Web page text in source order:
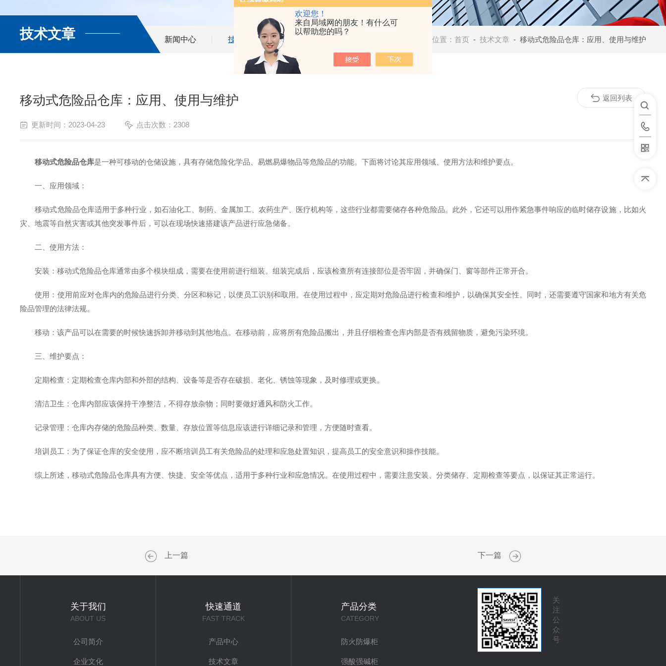
欢迎您！
来自局域网的朋友！有什么可
以帮助您的吗？
技术文章 新闻中心 技术文章 当前位置： 首页 - 技术文章 - 移动式危险品仓库：应用、使用与维护
移动式危险品仓库：应用、使用与维护
更新时间：2023-04-23 点击次数：2308
移动式危险品仓库是一种可移动的仓储设施，具有存储危险化学品、易燃易爆物品等危险品的功能。下面将讨论其应用领域、使用方法和维护要点。
一、应用领域：
移动式危险品仓库适用于多种行业，如石油化工、制药、金属加工、农药生产、医疗机构等，这些行业都需要储存各种危险品。此外，它还可以用作紧急事件响应的临时储存设施，比如火
灾、地震等自然灾害或其他突发事件后，可以在现场快速搭建该产品进行应急储备。
二、使用方法：
安装：移动式危险品仓库通常由多个模块组成，需要在使用前进行组装。组装完成后，应该检查所有连接部位是否牢固，并确保门、窗等部件正常开合。
使用：使用前应对仓库内的危险品进行分类、分区和标记，以便员工识别和取用。在使用过程中，应定期对危险品进行检查和维护，以确保其安全性。同时，还需要遵守国家和地方有关危
险品管理的法律法规。
移动：该产品可以在需要的时候快速拆卸并移动到其他地点。在移动前，应将所有危险品搬出，并且仔细检查仓库内部是否有残留物质，避免污染环境。
三、维护要点：
定期检查：定期检查仓库内部和外部的结构、设备等是否存在破损、老化、锈蚀等现象，及时修理或更换。
清洁卫生：仓库内部应该保持干净整洁，不得存放杂物；同时要做好通风和防火工作。
记录管理：仓库内存储的危险品种类、数量、存放位置等信息应该进行详细记录和管理，方便随时查看。
培训员工：为了保证仓库的安全使用，应不断培训员工有关危险品的处理和应急处置知识，提高员工的安全意识和操作技能。
综上所述，移动式危险品仓库具有方便、快捷、安全等优点，适用于多种行业和应急情况。在使用过程中，需要注意安装、分类储存、定期检查等要点，以保证其正常运行。
返回列表
上一篇 下一篇
关于我们
ABOUT US
公司简介
企业文化
快速通道
FAST TRACK
产品中心
技术文章
产品分类
CATEGORY
防火防爆柜
强酸强碱柜
关
注
公
众
号